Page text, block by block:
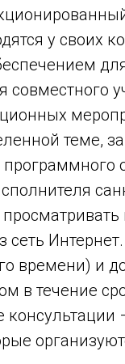
у своих
совместного
теме,
времени) и
в течение